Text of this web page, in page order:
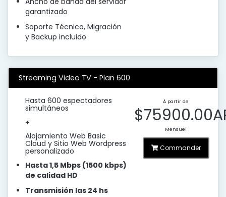
garantizado
Soporte Técnico, Migración
y Backup incluido
Streaming Video TV - Plan 600
Hasta 600 espectadores
simultáneos
+
Alojamiento Web Basic
Cloud y Sitio Web Wordpress
personalizado
Hasta 1,5 Mbps (1500 kbps)
de calidad HD
Transmisión las 24 hs
À partir de
Mensuel
Commander